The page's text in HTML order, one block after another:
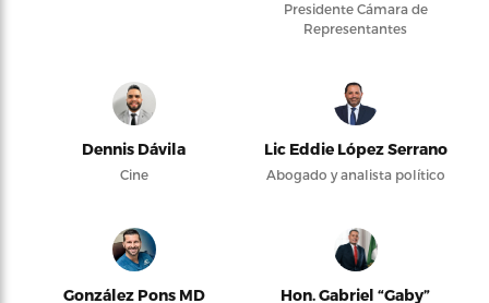
Presidente Cámara de
Representantes
Dennis Dávila
Cine
Lic Eddie López Serrano
Abogado y analista político
González Pons MD
Hon. Gabriel “Gaby”